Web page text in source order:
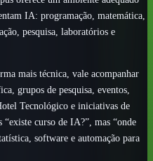
IA: programação, matemática,
pesquisa, laboratórios e
mais técnica, vale acompanhar
grupos de pesquisa, eventos,
Tecnológico e iniciativas de
“existe curso de IA?”, mas “onde
software e automação para